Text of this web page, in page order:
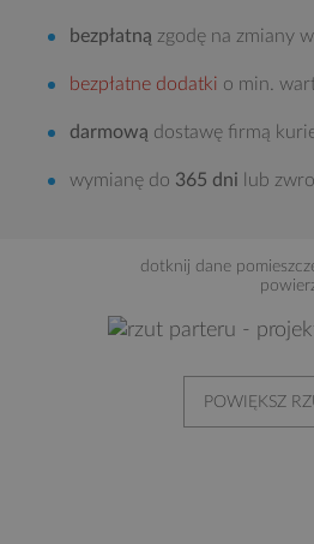
bezpłatną zgodę na zmiany
bezpłatne dodatki o min.
darmową dostawę firmą
wymianę do 365 dni lub
dotknij dane
POWIĘKSZ